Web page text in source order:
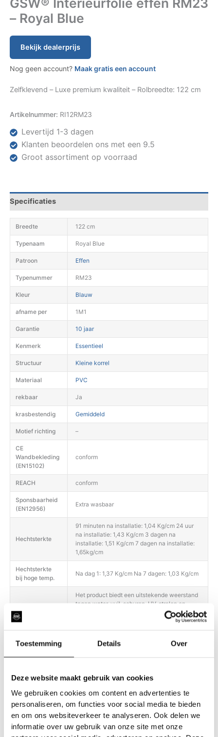
Toestemming Details Over
Deze website maakt gebruik van cookies
We gebruiken cookies om content en advertenties te
personaliseren, om functies voor social media te bieden
en om ons websiteverkeer te analyseren. Ook delen we
informatie over uw gebruik van onze site met onze
– Royal Blue
Bekijk dealerprijs
Nog geen account? Maak gratis een account
Zelfklevend – Luxe premium kwaliteit – Rolbreedte: 122 cm
Artikelnummer: RI12RM23
Levertijd 1-3 dagen
Klanten beoordelen ons met een 9.5
Groot assortiment op voorraad
Specificaties
Breedte 122 cm
Typenaam Royal Blue
Patroon Effen
Typenummer RM23
Kleur Blauw
afname per 1M1
Garantie 10 jaar
Kenmerk Essentieel
Structuur Kleine korrel
Materiaal PVC
rekbaar Ja
krasbestendig Gemiddeld
Motief richting –
CE
Wandbekleding
(EN15102)
conform
REACH conform
Sponsbaarheid
(EN12956)
Extra wasbaar
Hechtsterkte
91 minuten na installatie: 1,04 Kg/cm 24 uur
na installatie: 1,43 Kg/cm 3 dagen na
installatie: 1,51 Kg/cm 7 dagen na installatie:
1,65kg/cm
Hechtsterkte
bij hoge temp.
Na dag 1: 1,37 Kg/cm Na 7 dagen: 1,03 Kg/cm
Het product biedt een uitstekende weerstand
tegen water, vuil, schuren, UV-stralen en
slijtage (vergelen, barsten, afschilferen,
Onderhoud
alleen pH-neutrale reinigingsmiddelen;